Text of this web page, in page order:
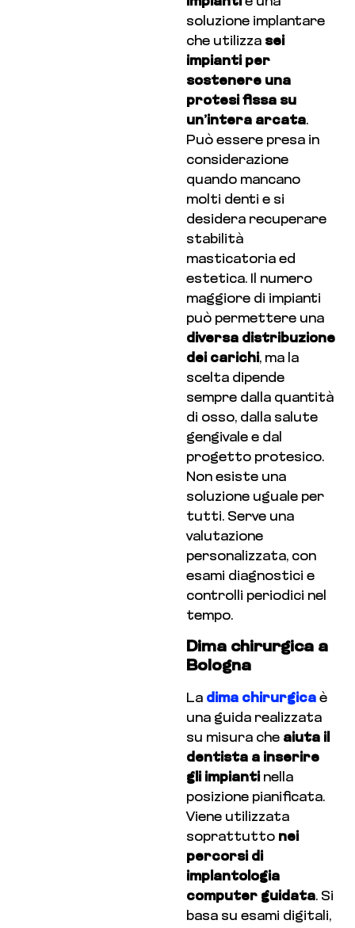
soluzione implantare
che utilizza sei
impianti per
sostenere una
protesi fissa su
un’intera arcata.
Può essere presa in
considerazione
quando mancano
molti denti e si
desidera recuperare
stabilità
masticatoria ed
estetica. Il numero
maggiore di impianti
può permettere una
diversa distribuzione
dei carichi, ma la
scelta dipende
sempre dalla quantità
di osso, dalla salute
gengivale e dal
progetto protesico.
Non esiste una
soluzione uguale per
tutti. Serve una
valutazione
personalizzata, con
esami diagnostici e
controlli periodici nel
tempo.
Dima chirurgica a
Bologna
La dima chirurgica è
una guida realizzata
su misura che aiuta il
dentista a inserire
gli impianti nella
posizione pianificata.
Viene utilizzata
soprattutto nei
percorsi di
implantologia
computer guidata. Si
basa su esami digitali,